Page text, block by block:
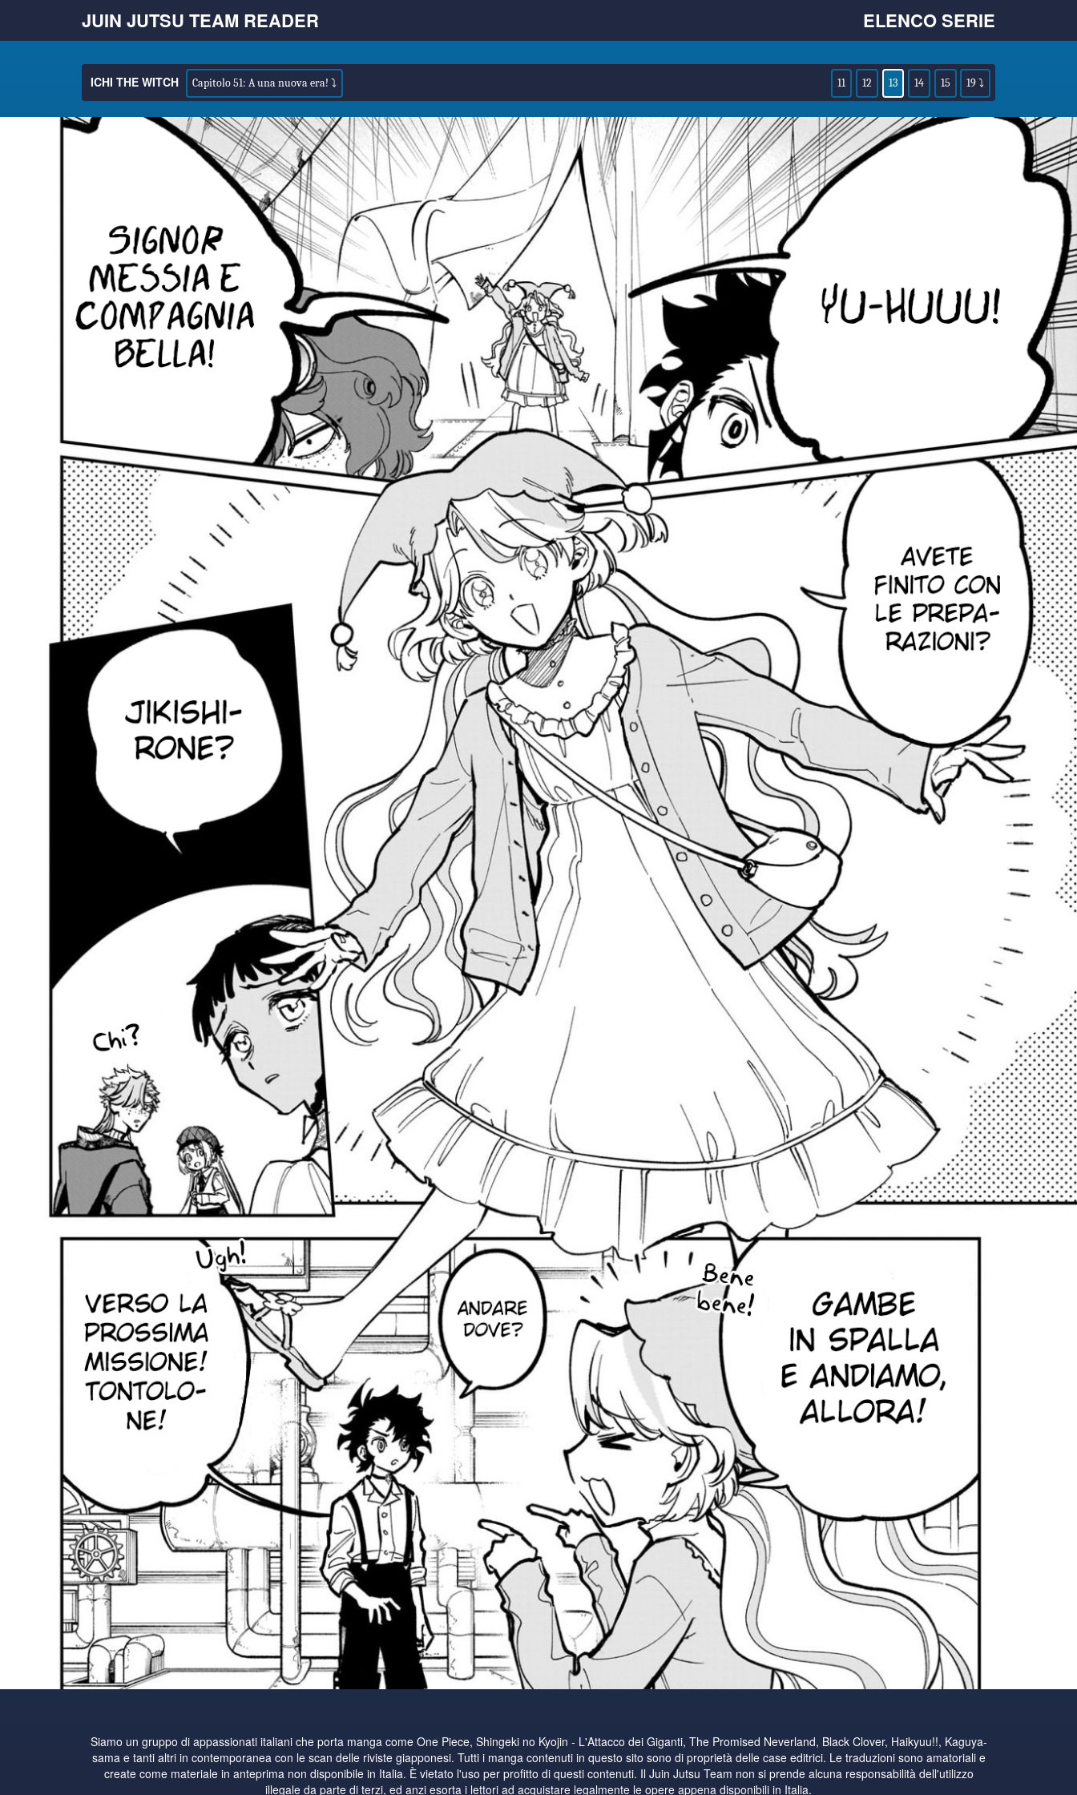
JUIN JUTSU TEAM READER ELENCO SERIE
ICHI THE WITCH Capitolo 51: A una nuova era! ⤵ 11 12 13 14 15 19 ⤵
Siamo un gruppo di appassionati italiani che porta manga come One Piece, Shingeki no Kyojin - L'Attacco dei Giganti, The Promised Neverland, Black Clover, Haikyuu!!, Kaguya-
sama e tanti altri in contemporanea con le scan delle riviste giapponesi. Tutti i manga contenuti in questo sito sono di proprietà delle case editrici. Le traduzioni sono amatoriali e
create come materiale in anteprima non disponibile in Italia. È vietato l'uso per profitto di questi contenuti. Il Juin Jutsu Team non si prende alcuna responsabilità dell'utilizzo
illegale da parte di terzi, ed anzi esorta i lettori ad acquistare legalmente le opere appena disponibili in Italia.